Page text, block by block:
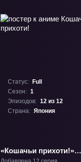
Статус:
Full
Сезон: 1
Эпизодов: 12 из 12
Страна: Япония
«Кошачьи прихоти!»
ТВ-1